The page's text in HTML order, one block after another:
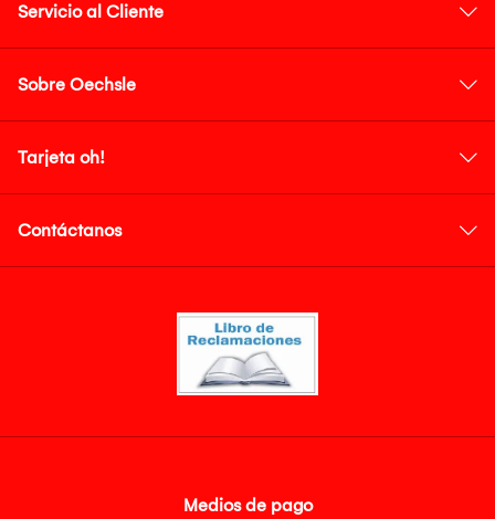
Servicio al Cliente
Sobre Oechsle
Tarjeta oh!
Contáctanos
Medios de pago